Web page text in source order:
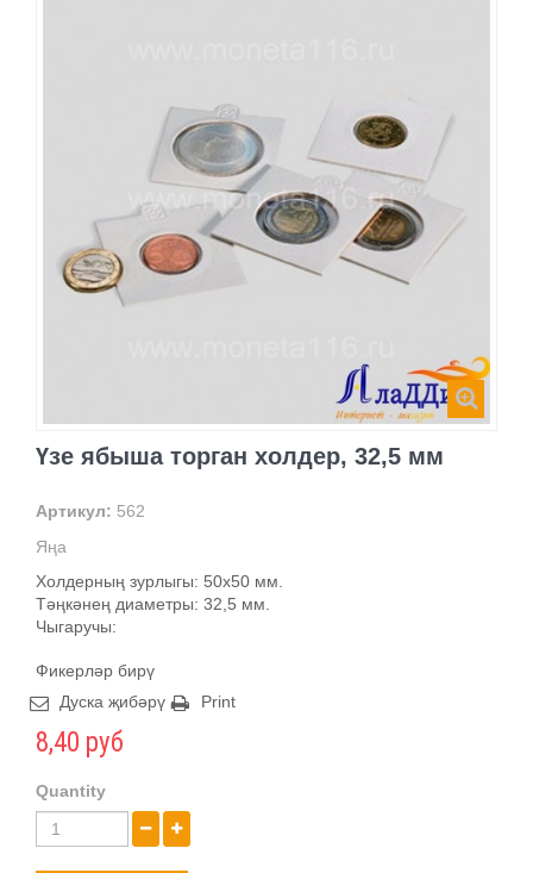
Үзе ябыша торган холдер, 32,5 мм
Артикул: 562
Яңа
Холдерның зурлыгы: 50х50 мм.
Тәңкәнең диаметры: 32,5 мм.
Чыгаручы:
Фикерләр бирү
Дуска җибәрү
Print
8,40 руб
Quantity